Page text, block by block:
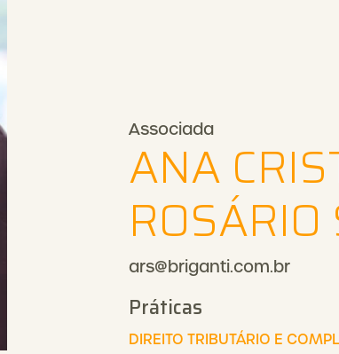
Associada
ANA
ROSÁRIO
ars@briganti.com.br
Práticas
DIREITO TRIBUTÁRIO E